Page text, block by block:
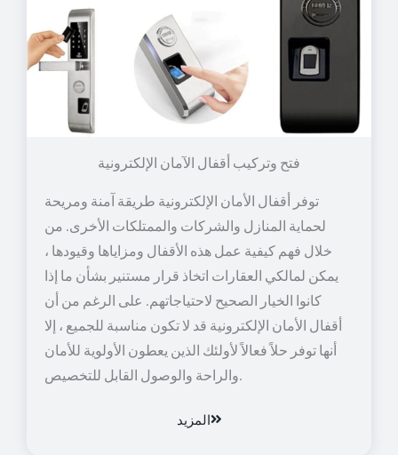
توفر أقفال الأمان الإلكترونية طريقة آمنة ومريحة
لحماية المنازل والشركات والممتلكات الأخرى. من
خلال فهم كيفية عمل هذه الأقفال ومزاياها وقيودها ،
يمكن لمالكي العقارات اتخاذ قرار مستنير بشأن ما إذا
كانوا الخيار الصحيح لاحتياجاتهم. على الرغم من أن
أقفال الأمان الإلكترونية قد لا تكون مناسبة للجميع ، إلا
أنها توفر حلاً فعالاً لأولئك الذين يعطون الأولوية للأمان
والراحة والوصول القابل للتخصيص.
المزيد